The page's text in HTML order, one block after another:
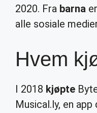
2020. Fra barna
alle sosiale
Hvem
I 2018 kjøpte
Musical.ly, en